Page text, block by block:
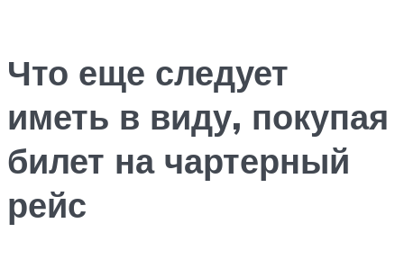
Что еще следует
иметь в виду, покупая
билет на чартерный
рейс